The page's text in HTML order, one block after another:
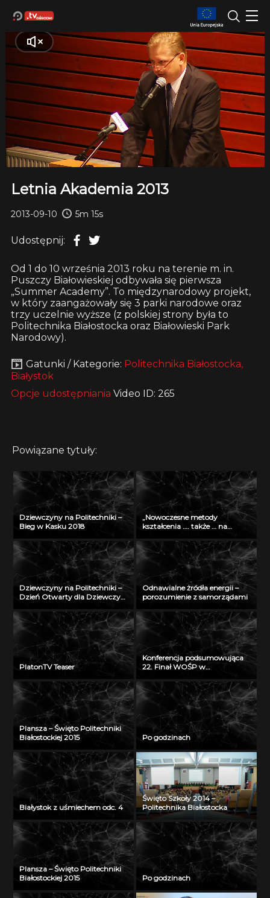
Letnia Akademia 2013
2013-09-10 5m 15s
Udostępnij:
Od 1 do 10 września 2013 roku na terenie m. in.
Puszczy Białowieskiej odbywała się pierwsza
„Summer Academy”. To międzynarodowy projekt,
w który zaangażowały się 3 parki narodowe oraz
trzy uczelnie wyższe (z polskiej strony była to
Politechnika Białostocka oraz Białowieski Park
Narodowy).
Gatunki / Kategorie: Politechnika Białostocka,
Białystok
Opcje udostępniania Video ID: 265
Powiązane tytuły:
Dziewczyny na Politechniki –
Bieg w Kasku 2018
„Nowoczesne metody
kształcenia …. także … na
Radiu Akadera – 11 grudzień
2012
Dziewczyny na Politechniki –
Dzień Otwarty dla Dziewczyn
Odnawialne żródła energii –
porozumienie z samorządami
PlatonTV Teaser
Konferencja podsumowująca
22. Finał WOŚP w
Plansza – Święto Politechniki
Białostockiej 2015
Po godzinach
Białystok z uśmiechem odc. 4
Święto Szkoły 2014 –
Politechnika Białostocka
Plansza – Święto Politechniki
Białostockiej 2015
Po godzinach